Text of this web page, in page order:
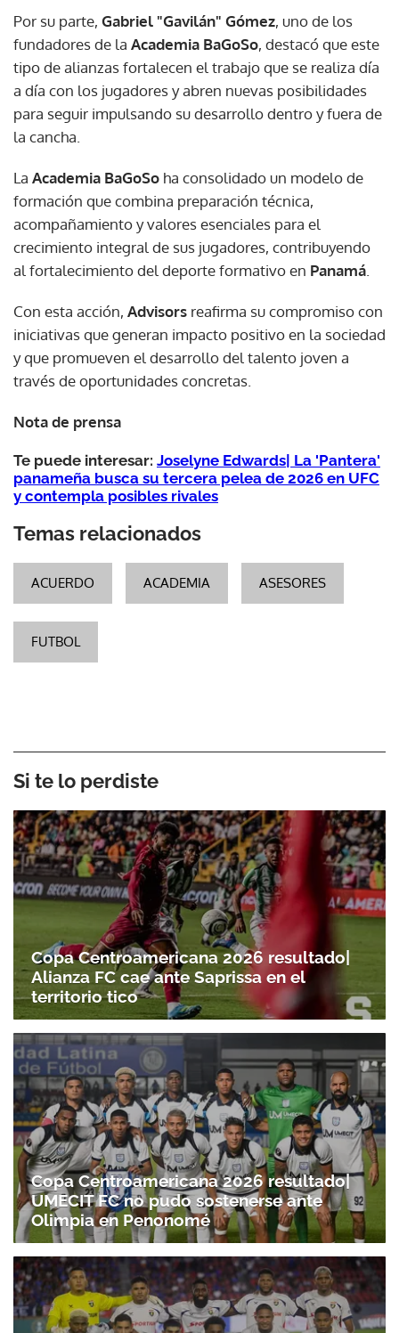
Por su parte, Gabriel "Gavilán" Gómez, uno de los
fundadores de la Academia BaGoSo, destacó que este
tipo de alianzas fortalecen el trabajo que se realiza día
a día con los jugadores y abren nuevas posibilidades
para seguir impulsando su desarrollo dentro y fuera de
la cancha.
La Academia BaGoSo ha consolidado un modelo de
formación que combina preparación técnica,
acompañamiento y valores esenciales para el
crecimiento integral de sus jugadores, contribuyendo
al fortalecimiento del deporte formativo en Panamá
Con esta acción, Advisors reafirma su compromiso con
iniciativas que generan impacto positivo en la sociedad
y que promueven el desarrollo del talento joven a
través de oportunidades concretas.
Nota de prensa
Te puede interesar: Joselyne Edwards| La 'Pantera'
panameña busca su tercera pelea de 2026 en UFC
y contempla posibles rivales
Temas relacionados
ACUERDO ACADEMIA ASESORES
FUTBOL
Si te lo perdiste
Copa Centroamericana 2026 resultado|
Alianza FC cae ante Saprissa en el
territorio tico
Copa Centroamericana 2026 resultado|
UMECIT FC no pudo sostenerse ante
Olimpia en Penonomé